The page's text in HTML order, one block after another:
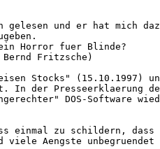
gelesen und er hat mich
Horror fuer Blinde?
Fritzsche)
Stocks" (15.10.1997)
In der Presseerklaerung
DOS-Software
zu schildern, dass
Aengste